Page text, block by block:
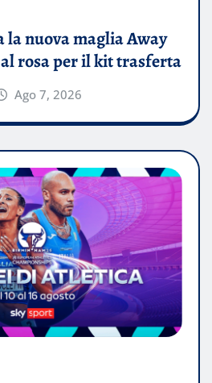
la nuova maglia Away
rosa per il kit trasferta
Ago 7, 2026